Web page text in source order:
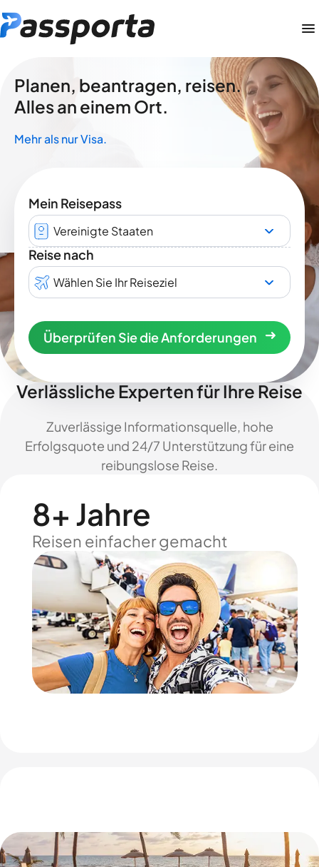
Planen, beantragen, reisen.
Alles an einem Ort.
Mehr als nur Visa.
Mein Reisepass
Vereinigte Staaten
Reise nach
Wählen Sie Ihr Reiseziel
Überprüfen Sie die Anforderungen
Verlässliche Experten für Ihre Reise
Zuverlässige Informationsquelle, hohe
Erfolgsquote und 24/7 Unterstützung für eine
reibungslose Reise.
8+ Jahre
Reisen einfacher gemacht